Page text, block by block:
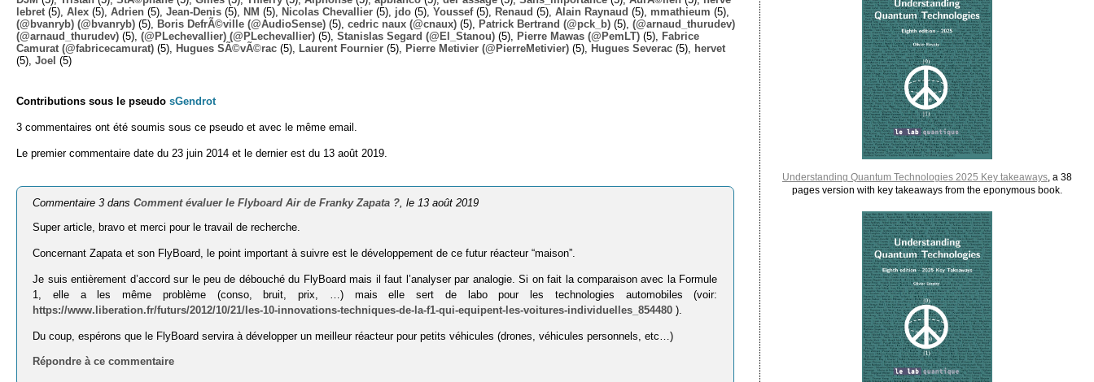
lebret (5), Alex (5), Adrien (5), Jean-Denis (5), NM (5), Nicolas Chevallier (5), jdo (5), Youssef(5), Renaud (5), Alain Raynaud (5), mmathieum (5),
(@bvanryb) (@bvanryb) (5), Boris DefrÃ©ville (@AudioSense) (5), cedric naux (@cnaux) (5), Patrick Bertrand (@pck_b) (5), (@arnaud_thurudev)
(@arnaud_thurudev) (5), (@PLechevallier) (@PLechevallier) (5), Stanislas Segard (@El_Stanou) (5), Pierre Mawas (@PemLT) (5),
Fabrice
Camurat (@fabricecamurat) (5), Hugues SÃ©vÃ©rac (5), Laurent Fournier (5), Pierre Metivier (@PierreMetivier) (5), Hugues Severac (5),
hervet
(5), Joel (5)
Contributions sous le pseudo sGendrot
3 commentaires ont été soumis sous ce pseudo et avec le même email.
Le premier commentaire date du 23 juin 2014 et le dernier est du 13 août 2019.
Commentaire 3 dansComment évaluer le Flyboard Air de Franky Zapata ?, le 13 août 2019
Super article, bravo et merci pour le travail de recherche.
Concernant Zapata et son FlyBoard, le point important à suivre est le développement de ce futur réacteur “maison”.
Je suis entièrement d’accord sur le peu de débouché du FlyBoard mais il faut l’analyser par analogie. Si on fait la comparaison avec la Formule
1, elle a les même problème (conso, bruit, prix, …) mais elle sert de labo pour les technologies automobiles (voir:
https://www.liberation.fr/futurs/2012/10/21/les-10-innovations-techniques-de-la-f1-qui-equipent-les-voitures-individuelles_854480 ).
Du coup, espérons que le FlyBoard servira à développer un meilleur réacteur pour petits véhicules (drones, véhicules personnels, etc…)
Répondre à ce commentaire
Understanding Quantum Technologies 2025 Key takeaways, a 38
pages version with key takeaways from the eponymous book.